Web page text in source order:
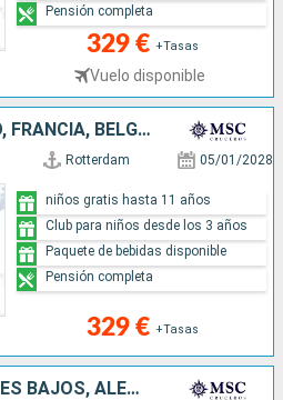
329 € +Tasas
Vuelo disponible
Pensión completa
ALEMANIA, REINO UNIDO, FRANCIA, BÉLGICA, PAISES BAJOS
Rotterdam 05/01/2028
329 € +Tasas
niños gratis hasta 11 años
Club para niños desde los 3 años
Paquete de bebidas disponible
Pensión completa
FRANCIA, BÉLGICA, PAISES BAJOS, ALEMANIA, REINO UNIDO